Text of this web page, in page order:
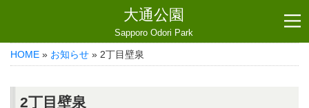
大通公園
Sapporo Odori Park
HOME » お知らせ » 2丁目壁泉
2丁目壁泉